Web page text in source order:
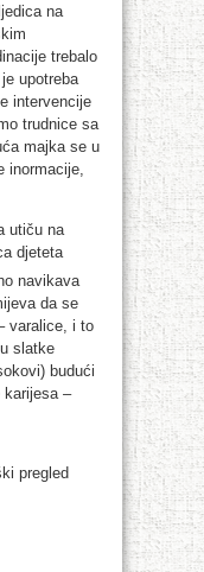
na
trebalo
upotreba
intervencije
trudnice sa
majka se u
inormacije,
utiču na
djeteta
navikava
da se
varalice, i to
slatke
budući
karijesa –
pregled